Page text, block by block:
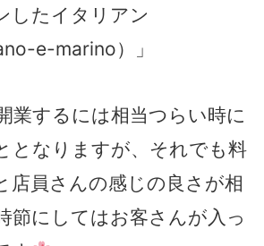
したイタリアン
e-marino）」
業するには相当つらい時に
となりますが、それでも料
店員さんの感じの良さが相
節にしてはお客さんが入っ